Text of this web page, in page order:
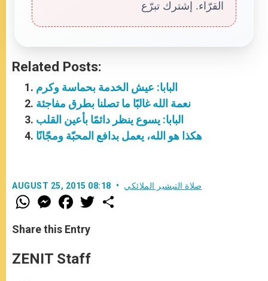
القرّاء. إشترك تبرّع
Related Posts:
البابا: عيش الخدمة بحماسة وكرم
نعمة الله غالبًا ما تصلنا بطرق مفاجئة
البابا: يسوع ينظر دائمًا بأعين القلب
هكذا هو الله، يعمل بدافع المحبّة ومجّانًا
AUGUST 25, 2015 08:18 صلاة التبشير الملائكي
W
h
t
s
p
p
M
e
s
e
g
e
F
a
e
b
o
k
w
Share this Entry
ZENIT Staff